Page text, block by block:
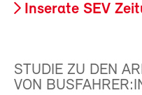
Inserate SEV
STUDIE ZU DEN
VON